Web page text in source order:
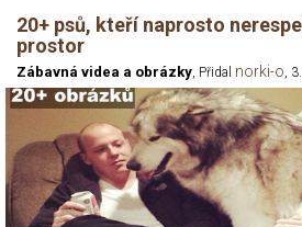
20+ psů, kteří naprosto
prostor
Zábavná videa a obrázky, Přidal norki-o,